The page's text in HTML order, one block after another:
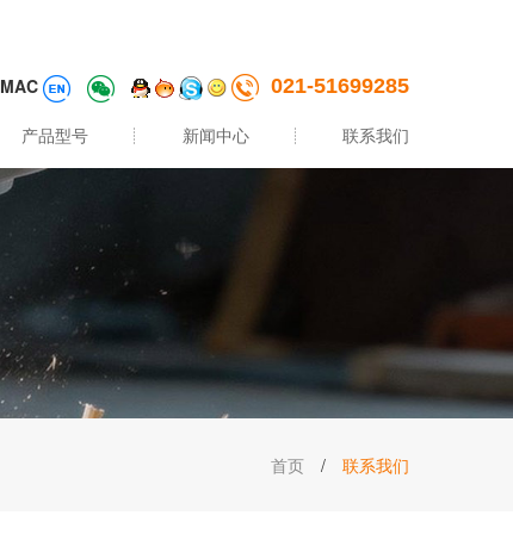
MAC 021-51699285
产品型号 新闻中心 联系我们
首页 / 联系我们